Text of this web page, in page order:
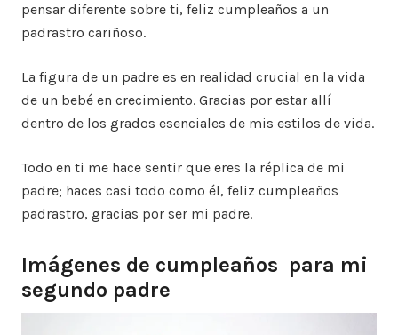
pensar diferente sobre ti, feliz cumpleaños a un
padrastro cariñoso.
La figura de un padre es en realidad crucial en la vida
de un bebé en crecimiento. Gracias por estar allí
dentro de los grados esenciales de mis estilos de vida.
Todo en ti me hace sentir que eres la réplica de mi
padre; haces casi todo como él, feliz cumpleaños
padrastro, gracias por ser mi padre.
Imágenes de cumpleaños para mi
segundo padre